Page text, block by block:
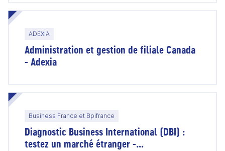
ADEXIA
Administration et gestion de filiale Canada
- Adexia
Business France et Bpifrance
Diagnostic Business International (DBI) :
testez un marché étranger -